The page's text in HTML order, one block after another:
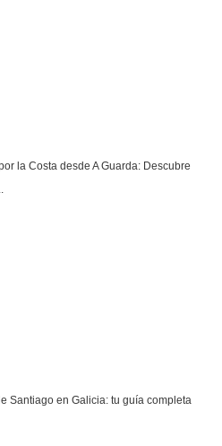
la Costa desde A Guarda: Descubre
Santiago en Galicia: tu guía completa